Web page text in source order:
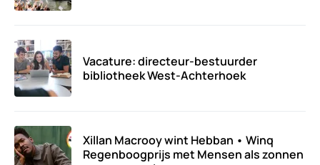
Vacature: directeur-bestuurder
bibliotheek West-Achterhoek
Xillan Macrooy wint Hebban • Winq
Regenboogprijs met Mensen als zonnen